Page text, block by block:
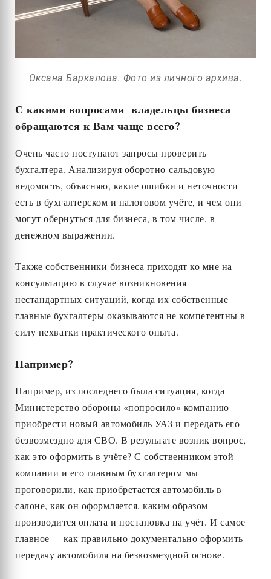
Оксана Баркалова. Фото из личного архива.
С какими вопросами владельцы бизнеса
обращаются к Вам чаще всего?
Очень часто поступают запросы проверить
бухгалтера. Анализируя оборотно-сальдовую
ведомость, объясняю, какие ошибки и неточности
есть в бухгалтерском и налоговом учёте, и чем они
могут обернуться для бизнеса, в том числе, в
денежном выражении.
Также собственники бизнеса приходят ко мне на
консультацию в случае возникновения
нестандартных ситуаций, когда их собственные
главные бухгалтеры оказываются не компетентны в
силу нехватки практического опыта.
Например?
Например, из последнего была ситуация, когда
Министерство обороны «попросило» компанию
приобрести новый автомобиль УАЗ и передать его
безвозмездно для СВО. В результате возник вопрос,
как это оформить в учёте? С собственником этой
компании и его главным бухгалтером мы
проговорили, как приобретается автомобиль в
салоне, как он оформляется, каким образом
производится оплата и постановка на учёт. И самое
главное – как правильно документально оформить
передачу автомобиля на безвозмездной основе.